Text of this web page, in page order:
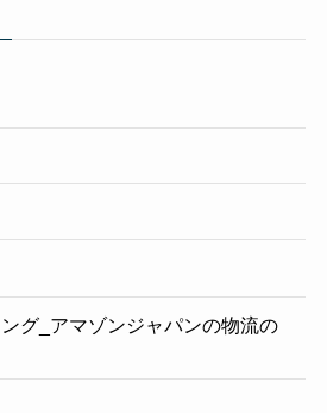
グ_アマゾンジャパンの物流の